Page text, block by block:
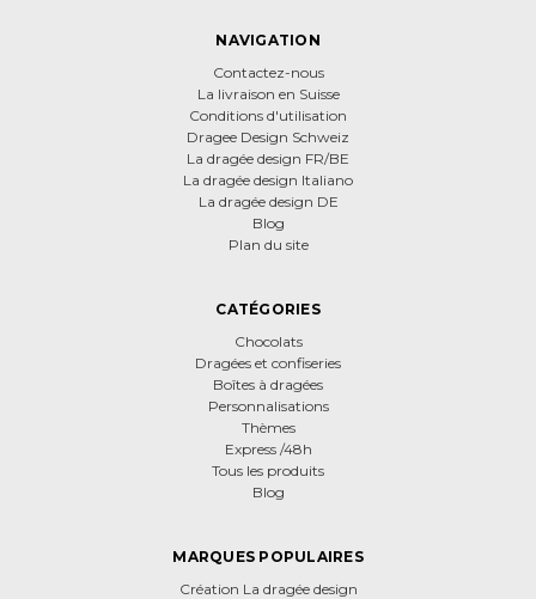
NAVIGATION
Contactez-nous
La livraison en Suisse
Conditions d'utilisation
Dragee Design Schweiz
La dragée design FR/BE
La dragée design Italiano
La dragée design DE
Blog
Plan du site
CATÉGORIES
Chocolats
Dragées et confiseries
Boîtes à dragées
Personnalisations
Thèmes
Express /48h
Tous les produits
Blog
MARQUES POPULAIRES
Création La dragée design